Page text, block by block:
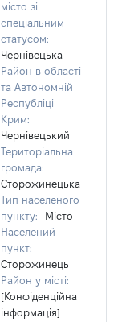
місто зі
спеціальним
статусом:
Чернівецька
Район в області
та Автономній
Республіці
Крим:
Чернівецький
Територіальна
громада:
Сторожинецька
Тип населеного
пункту:
Місто
Населений
пункт:
Сторожинець
Район у місті:
[Конфіденційна
інформація]